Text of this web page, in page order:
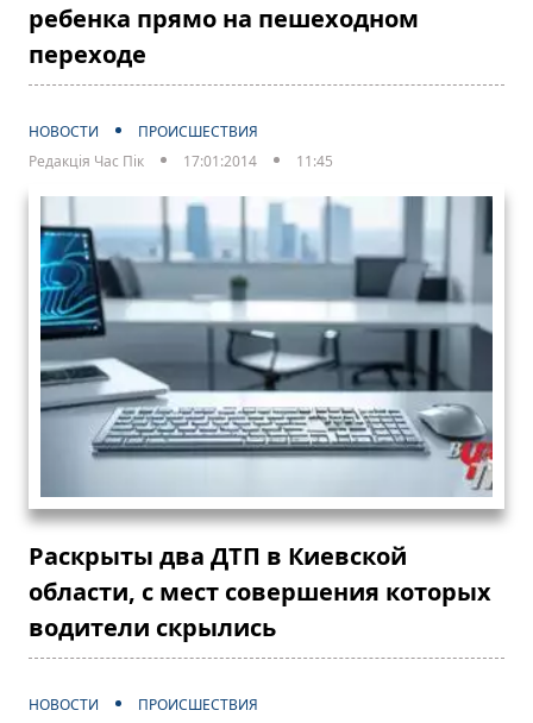
ребенка прямо на пешеходном
переходе
НОВОСТИ
ПРОИСШЕСТВИЯ
Редакція Час Пік
17:01:2014 11:45
Раскрыты два ДТП в Киевской
области, с мест совершения которых
водители скрылись
НОВОСТИ
ПРОИСШЕСТВИЯ